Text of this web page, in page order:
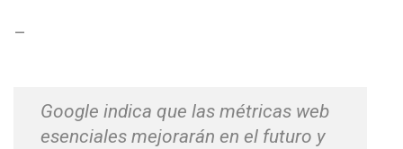
–
Google indica que las métricas web
esenciales mejorarán en el futuro y